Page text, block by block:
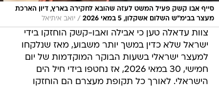
סייף אבו קשק פעיל המשט לעזה שהובא לחקירה בארץ, דיון הארכת
מעצר בבימ"ש השלום אשקלון, 5 במאי 2026
/ יואב איתיאל
צוות עדאלה טען כי אבילה ואבו-קשק הוחזקו בידי
ישראל שלא כדין במשך יותר משבוע, מאז שנלקחו
למעצר ישראלי בשעות הבוקר המוקדמות של יום
חמישי, 30 במאי 2026, אז נחטפו בידי חיל הים
הישראלי. לאורך כל תקופת מעצרם הם הוחזקו